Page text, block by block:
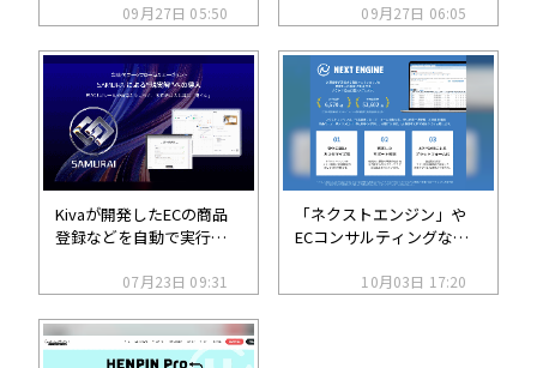
売サイト「AXES」の事例
09月27日 05:50 09月27日 06:05
Kivaが開発したECの商品
登録などを自動で実行す
ェント「SAMURAI（サム
07月23日 09:31
「ネクストエンジン」や
ECコンサルティングなど
ピンオフ上場へ10月03日 17:20